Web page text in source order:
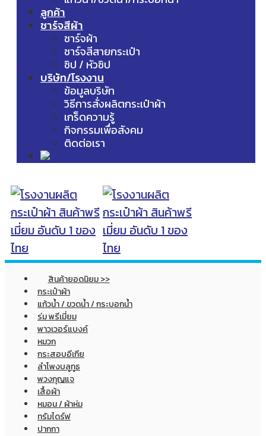
ลูกค้า
ชาร์จสีผ้า
ชาร์จผ้า
ชาร์จสีสายกระเป๋า
ซิป / หัวซิป
บริษัท/โรงงาน
ข้อมูลบริษัท
วิธีการสั่งผลิตกระเป๋าผ้า
เกร็ดความรู้
กิจกรรมเพื่อสังคม
ติดต่อเรา
สินค้ายอดนิยม >>
กระเป๋าผ้า
แก้วน้ำ / ขวดน้ำ / กระบอกน้ำ
ร่ม พรีเมี่ยม
พาวเวอร์แบงค์
หมวก
กระสอบอีเกีย
ลำโพงบลูทูธ
พวงกุญแจ
เสื้อผ้า
หมอน / ผ้าห่ม
ทรัมไดร์ฟ
ปากกา